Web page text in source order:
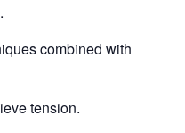
combined with
tension.